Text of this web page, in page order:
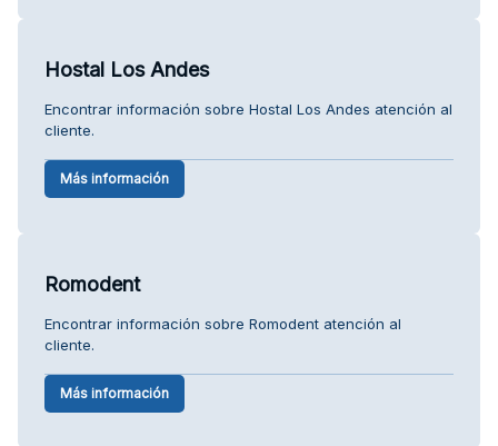
Hostal Los Andes
Encontrar información sobre Hostal Los Andes atención al
cliente.
Más información
Romodent
Encontrar información sobre Romodent atención al
cliente.
Más información